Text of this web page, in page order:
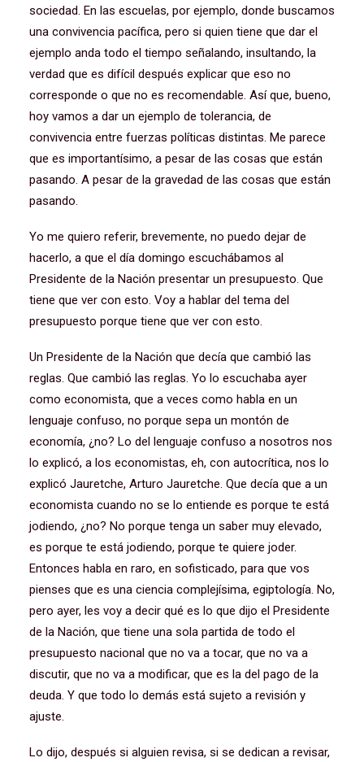
sociedad. En las escuelas, por ejemplo, donde buscamos
una convivencia pacífica, pero si quien tiene que dar el
ejemplo anda todo el tiempo señalando, insultando, la
verdad que es difícil después explicar que eso no
corresponde o que no es recomendable. Así que, bueno,
hoy vamos a dar un ejemplo de tolerancia, de
convivencia entre fuerzas políticas distintas. Me parece
que es importantísimo, a pesar de las cosas que están
pasando. A pesar de la gravedad de las cosas que están
pasando.
Yo me quiero referir, brevemente, no puedo dejar de
hacerlo, a que el día domingo escuchábamos al
Presidente de la Nación presentar un presupuesto. Que
tiene que ver con esto. Voy a hablar del tema del
presupuesto porque tiene que ver con esto.
Un Presidente de la Nación que decía que cambió las
reglas. Que cambió las reglas. Yo lo escuchaba ayer
como economista, que a veces como habla en un
lenguaje confuso, no porque sepa un montón de
economía, ¿no? Lo del lenguaje confuso a nosotros nos
lo explicó, a los economistas, eh, con autocrítica, nos lo
explicó Jauretche, Arturo Jauretche. Que decía que a un
economista cuando no se lo entiende es porque te está
jodiendo, ¿no? No porque tenga un saber muy elevado,
es porque te está jodiendo, porque te quiere joder.
Entonces habla en raro, en sofisticado, para que vos
pienses que es una ciencia complejísima, egiptología. No,
pero ayer, les voy a decir qué es lo que dijo el Presidente
de la Nación, que tiene una sola partida de todo el
presupuesto nacional que no va a tocar, que no va a
discutir, que no va a modificar, que es la del pago de la
deuda. Y que todo lo demás está sujeto a revisión y
ajuste.
Lo dijo, después si alguien revisa, si se dedican a revisar,